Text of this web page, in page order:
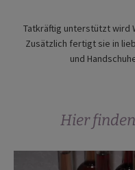
Tatkräftig unterstützt wird
Zusätzlich fertigt sie in
und
Hier